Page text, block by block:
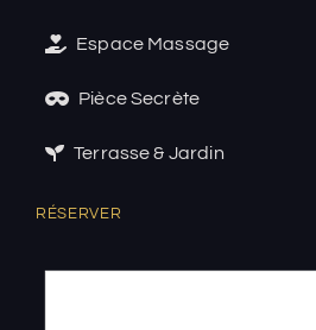
Espace Massage
Pièce Secrète
Terrasse & Jardin
RÉSERVER